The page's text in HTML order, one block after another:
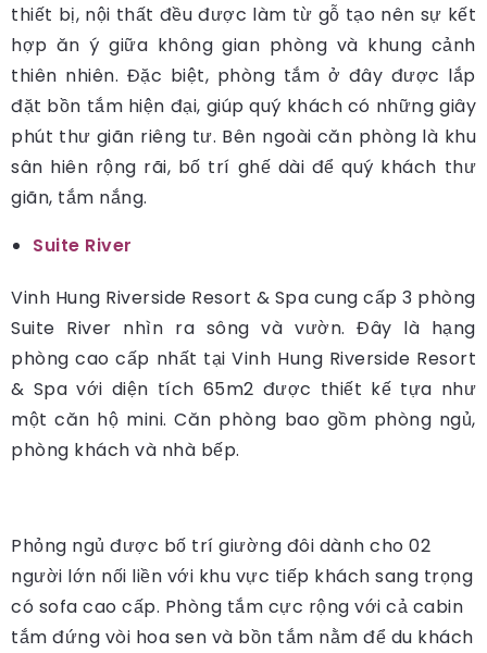
thiết bị, nội thất đều được làm từ gỗ tạo nên sự kết
hợp ăn ý giữa không gian phòng và khung cảnh
thiên nhiên. Đặc biệt, phòng tắm ở đây được lắp
đặt bồn tắm hiện đại, giúp quý khách có những giây
phút thư giãn riêng tư. Bên ngoài căn phòng là khu
sân hiên rộng rãi, bố trí ghế dài để quý khách thư
giãn, tắm nắng.
Suite River
Vinh Hung Riverside Resort & Spa cung cấp 3 phòng
Suite River nhìn ra sông và vườn. Đây là hạng
phòng cao cấp nhất tại Vinh Hung Riverside Resort
& Spa với diện tích 65m2 được thiết kế tựa như
một căn hộ mini. Căn phòng bao gồm phòng ngủ,
phòng khách và nhà bếp.
Phỏng ngủ được bố trí giường đôi dành cho 02
người lớn nối liền với khu vực tiếp khách sang trọng
có sofa cao cấp. Phòng tắm cực rộng với cả cabin
tắm đứng vòi hoa sen và bồn tắm nằm để du khách